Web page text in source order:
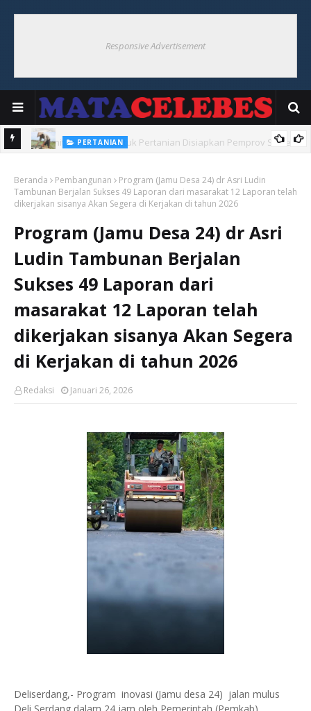
Responsive Advertisement
SULAWESI SELATAN
300 Unit Pompa Air Untuk Pertanian Disiapkan Pemprov Sulsel
PERTANIAN
Beranda Pembangunan
Program (Jamu Desa 24) dr Asri Ludin
Tambunan Berjalan Sukses 49 Laporan dari masarakat 12 Laporan telah
dikerjakan sisanya Akan Segera di Kerjakan di tahun 2026
Program (Jamu Desa 24) dr Asri
Ludin Tambunan Berjalan
Sukses 49 Laporan dari
masarakat 12 Laporan telah
dikerjakan sisanya Akan Segera
di Kerjakan di tahun 2026
Redaksi Januari 26, 2026
Deliserdang,- Program inovasi (Jamu desa 24) jalan mulus